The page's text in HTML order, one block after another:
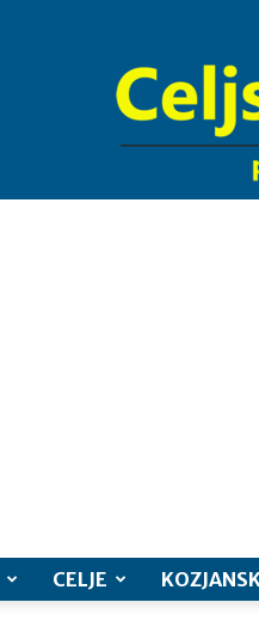
CELJE